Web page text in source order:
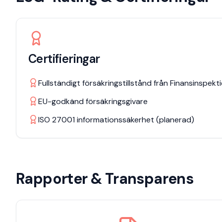
Certifieringar
Fullständigt försäkringstillstånd från
EU-godkänd försäkringsgivare
ISO 27001 informationssäkerhet (planerad)
Rapporter & Transparens